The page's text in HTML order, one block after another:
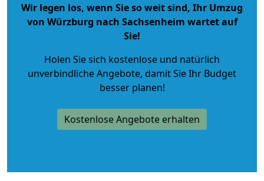
Wir legen los, wenn Sie so weit sind, Ihr Umzug
von Würzburg nach Sachsenheim wartet auf
Sie!
Holen Sie sich kostenlose und natürlich
unverbindliche Angebote, damit Sie Ihr Budget
besser planen!
Kostenlose Angebote erhalten